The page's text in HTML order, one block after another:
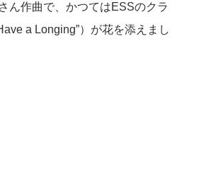
ん作曲で、かつてはESSのクラ
a Longing”）が花を添えまし